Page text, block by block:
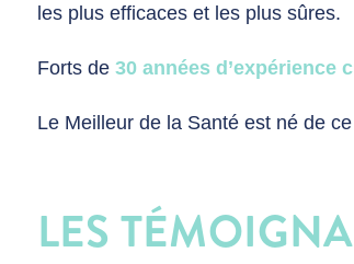
les plus efficaces et les plus sûres.
Forts de 30 années d’expérience
Le Meilleur de la Santé est né de
LES